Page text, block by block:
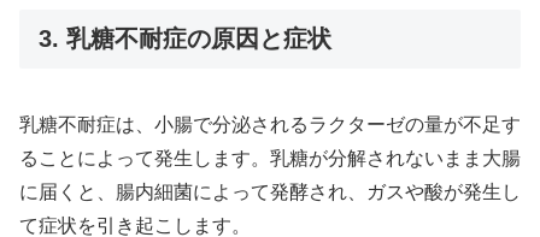
3. 乳糖不耐症の原因と症状
乳糖不耐症は、小腸で分泌されるラクターゼの量が不足す
ることによって発生します。乳糖が分解されないまま大腸
に届くと、腸内細菌によって発酵され、ガスや酸が発生し
て症状を引き起こします。